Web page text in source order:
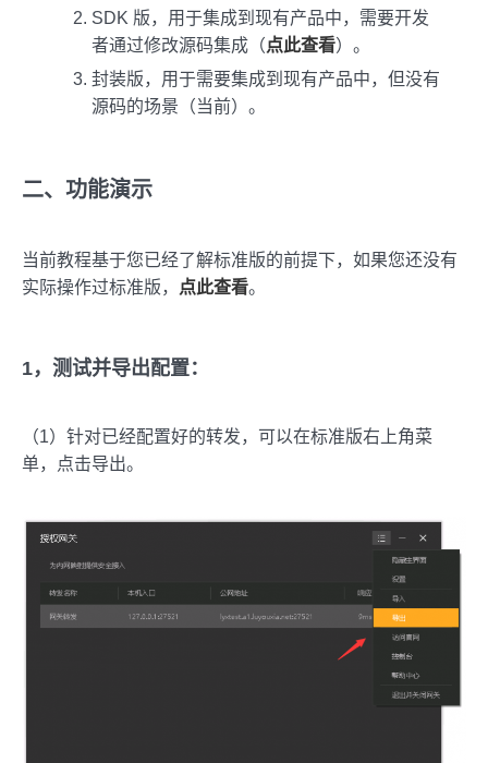
SDK 版，用于集成到现有产品中，需要开发
者通过修改源码集成（点此查看）。
封装版，用于需要集成到现有产品中，但没有
源码的场景（当前）。
二、功能演示
当前教程基于您已经了解标准版的前提下，如果您还没有
实际操作过标准版，
点此查看。
1，测试并导出配置：
（1）针对已经配置好的转发，可以在标准版右上角菜
单，点击导出。